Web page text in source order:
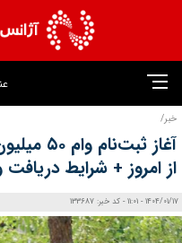
خبر/
آغاز
از امروز + شرایط دریافت
1404/01/17 - 11:01 - کد خبر: 133687